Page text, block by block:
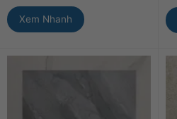
Xem Nhanh